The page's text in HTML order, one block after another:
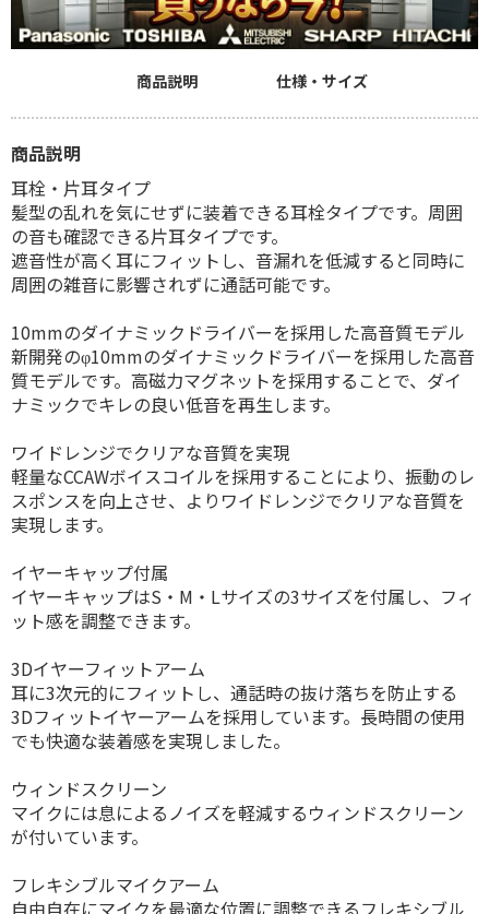
商品説明 仕様・サイズ
商品説明
耳栓・片耳タイプ
髪型の乱れを気にせずに装着できる耳栓タイプです。周囲
の音も確認できる片耳タイプです。
遮音性が高く耳にフィットし、音漏れを低減すると同時に
周囲の雑音に影響されずに通話可能です。
10mmのダイナミックドライバーを採用した高音質モデル
新開発のφ10mmのダイナミックドライバーを採用した高音
質モデルです。高磁力マグネットを採用することで、ダイ
ナミックでキレの良い低音を再生します。
ワイドレンジでクリアな音質を実現
軽量なCCAWボイスコイルを採用することにより、振動のレ
スポンスを向上させ、よりワイドレンジでクリアな音質を
実現します。
イヤーキャップ付属
イヤーキャップはS・M・Lサイズの3サイズを付属し、フィ
ット感を調整できます。
3Dイヤーフィットアーム
耳に3次元的にフィットし、通話時の抜け落ちを防止する
3Dフィットイヤーアームを採用しています。長時間の使用
でも快適な装着感を実現しました。
ウィンドスクリーン
マイクには息によるノイズを軽減するウィンドスクリーン
が付いています。
フレキシブルマイクアーム
自由自在にマイクを最適な位置に調整できるフレキシブル